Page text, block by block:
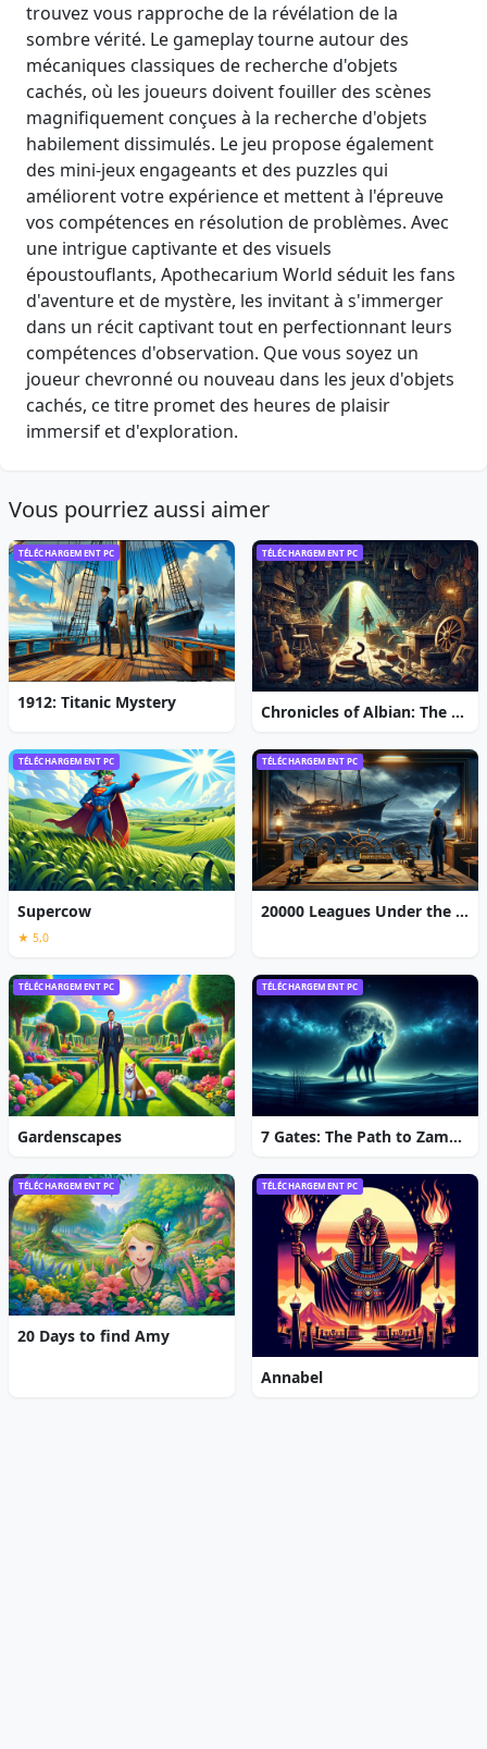
trouvez vous rapproche de la révélation de la
sombre vérité. Le gameplay tourne autour des
mécaniques classiques de recherche d'objets
cachés, où les joueurs doivent fouiller des scènes
magnifiquement conçues à la recherche d'objets
habilement dissimulés. Le jeu propose également
des mini-jeux engageants et des puzzles qui
améliorent votre expérience et mettent à l'épreuve
vos compétences en résolution de problèmes. Avec
une intrigue captivante et des visuels
époustouflants, Apothecarium World séduit les fans
d'aventure et de mystère, les invitant à s'immerger
dans un récit captivant tout en perfectionnant leurs
compétences d'observation. Que vous soyez un
joueur chevronné ou nouveau dans les jeux d'objets
cachés, ce titre promet des heures de plaisir
immersif et d'exploration.
Vous pourriez aussi aimer
TÉLÉCHARGEMENT PC
1912: Titanic Mystery
TÉLÉCHARGEMENT PC
Chronicles of Albian: The Magic Convention
TÉLÉCHARGEMENT PC
Supercow
★ 5,0
TÉLÉCHARGEMENT PC
20000 Leagues Under the Sea: Captain Nemo
TÉLÉCHARGEMENT PC
Gardenscapes
TÉLÉCHARGEMENT PC
7 Gates: The Path to Zamolxes
TÉLÉCHARGEMENT PC
20 Days to find Amy
TÉLÉCHARGEMENT PC
Annabel